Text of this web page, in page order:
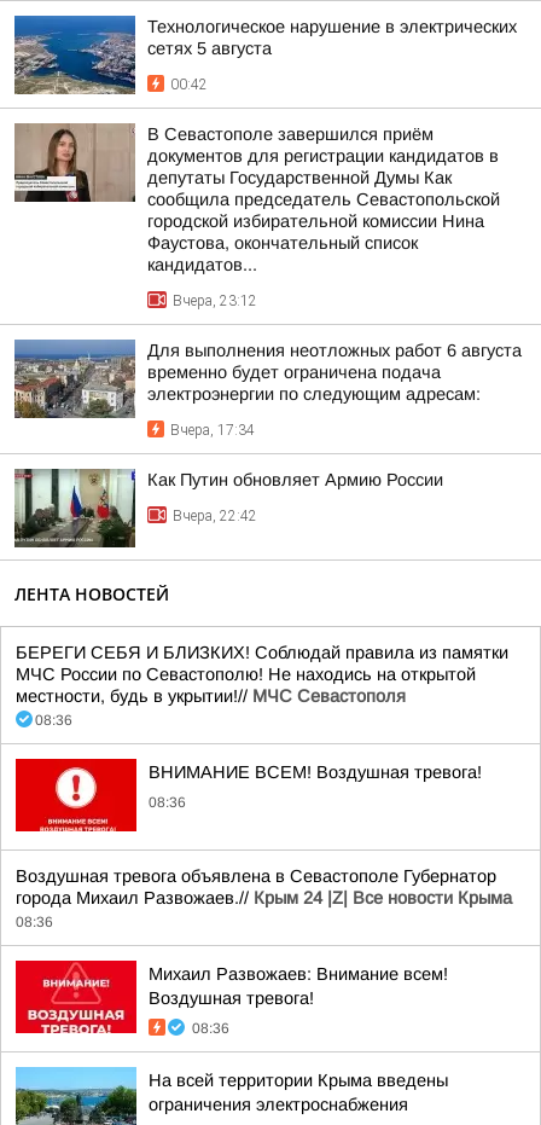
Технологическое нарушение в электрических
сетях 5 августа
00:42
В Севастополе завершился приём
документов для регистрации кандидатов в
депутаты Государственной Думы Как
сообщила председатель Севастопольской
городской избирательной комиссии Нина
Фаустова, окончательный список
кандидатов...
Вчера, 23:12
Для выполнения неотложных работ 6 августа
временно будет ограничена подача
электроэнергии по следующим адресам:
Вчера, 17:34
Как Путин обновляет Армию России
Вчера, 22:42
ЛЕНТА НОВОСТЕЙ
БЕРЕГИ СЕБЯ И БЛИЗКИХ! Соблюдай правила из памятки
МЧС России по Севастополю! Не находись на открытой
местности, будь в укрытии!// МЧС Севастополя
08:36
ВНИМАНИЕ ВСЕМ! Воздушная тревога!
08:36
Воздушная тревога объявлена в Севастополе Губернатор
города Михаил Развожаев.// Крым 24 |Z| Все новости Крыма
08:36
Михаил Развожаев: Внимание всем!
Воздушная тревога!
08:36
На всей территории Крыма введены
ограничения электроснабжения